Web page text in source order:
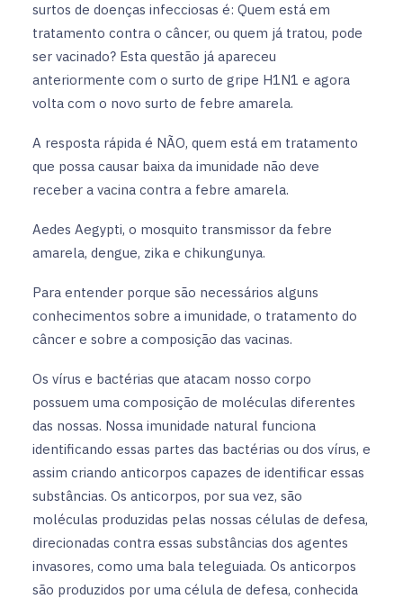
surtos de doenças infecciosas é: Quem está em
tratamento contra o câncer, ou quem já tratou, pode
ser vacinado? Esta questão já apareceu
anteriormente com o surto de gripe H1N1 e agora
volta com o novo surto de febre amarela.
A resposta rápida é NÃO, quem está em tratamento
que possa causar baixa da imunidade não deve
receber a vacina contra a febre amarela.
Aedes Aegypti, o mosquito transmissor da febre
amarela, dengue, zika e chikungunya.
Para entender porque são necessários alguns
conhecimentos sobre a imunidade, o tratamento do
câncer e sobre a composição das vacinas.
Os vírus e bactérias que atacam nosso corpo
possuem uma composição de moléculas diferentes
das nossas. Nossa imunidade natural funciona
identificando essas partes das bactérias ou dos vírus, e
assim criando anticorpos capazes de identificar essas
substâncias. Os anticorpos, por sua vez, são
moléculas produzidas pelas nossas células de defesa,
direcionadas contra essas substâncias dos agentes
invasores, como uma bala teleguiada. Os anticorpos
são produzidos por uma célula de defesa, conhecida